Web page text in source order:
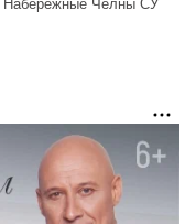
Набережные Челны СУ